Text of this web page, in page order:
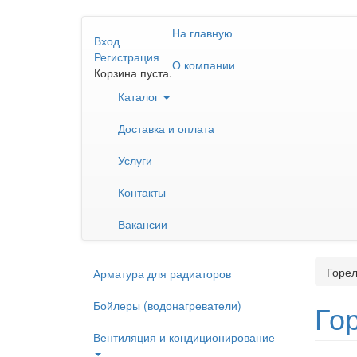
Вход
Регистрация
Корзина пуста.
На главную
О компании
Каталог
Доставка и оплата
Услуги
Контакты
Вакансии
Арматура для радиаторов
Бойлеры (водонагреватели)
Вентиляция и кондиционирование